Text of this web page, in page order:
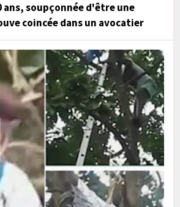
ans, soupçonnée d'être une
coincée dans un avocatier